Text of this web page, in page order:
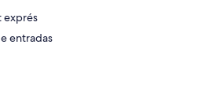
exprés
entradas